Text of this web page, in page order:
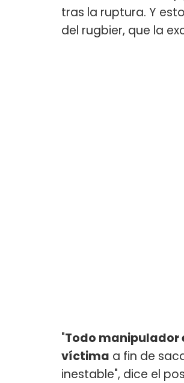
tras la ruptura. Y
del rugbier, que la
"Todo manipulador
víctima a fin de
inestable", dice el